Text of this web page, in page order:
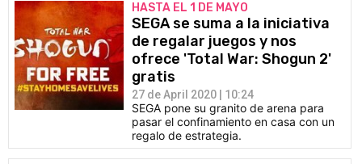
HASTA EL 1 DE MAYO
SEGA se suma a la iniciativa
de regalar juegos y nos
ofrece 'Total War: Shogun 2'
gratis
27 de April 2020 | 10:24
SEGA pone su granito de arena para
pasar el confinamiento en casa con un
regalo de estrategia.